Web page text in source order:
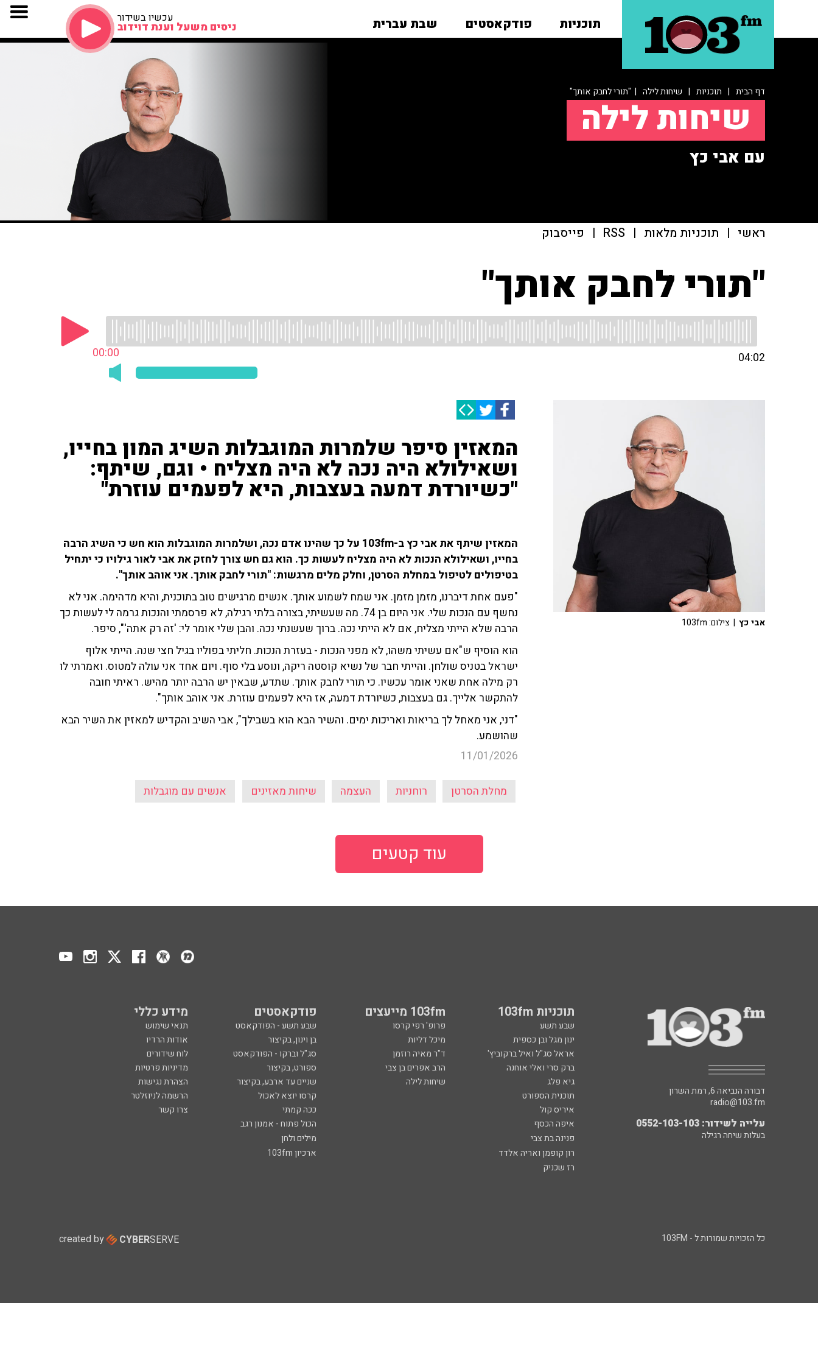
תוכניות פודקאסטים שבת עברית עכשיו בשידור
ניסים משעל וענת דוידוב
דף הבית | תוכניות | שיחות לילה | "תורי לחבק אותך"
שיחות לילה
עם אבי כץ
ראשי | תוכניות מלאות |
RSS
| פייסבוק
"תורי לחבק אותך"
00:00 04:02
המאזין סיפר שלמרות המוגבלות השיג המון בחייו,
ושאילולא היה נכה לא היה מצליח • וגם, שיתף:
"כשיורדת דמעה בעצבות, היא לפעמים עוזרת"
המאזין שיתף את אבי כץ ב-103fm על כך שהינו אדם נכה, ושלמרות המוגבלות הוא חש כי השיג הרבה
בחייו, ושאילולא הנכות לא היה מצליח לעשות כך. הוא גם חש צורך לחזק את אבי לאור גילויו כי יתחיל
בטיפולים לטיפול במחלת הסרטן, וחלק מלים מרגשות: "תורי לחבק אותך. אני אוהב אותך".
"פעם אחת דיברנו, מזמן מזמן. אני שמח לשמוע אותך. אנשים מרגישים טוב בתוכנית, והיא מדהימה. אני לא
נחשף עם הנכות שלי. אני היום בן 74. מה שעשיתי, בצורה בלתי רגילה, לא פרסמתי והנכות גרמה לי לעשות כך
הרבה שלא הייתי מצליח, אם לא הייתי נכה. ברוך שעשנתי נכה. והבן שלי אומר לי: 'זה רק אתה'", סיפר.
הוא הוסיף ש"אם עשיתי משהו, לא מפני הנכות - בעזרת הנכות. חליתי בפוליו בגיל חצי שנה. הייתי אלוף
ישראל בטניס שולחן. והייתי חבר של נשיא קוסטה ריקה, ונוסע בלי סוף. ויום אחד אני עולה למטוס. ואמרתי לו
רק מילה אחת שאני אומר עכשיו. כי תורי לחבק אותך. שתדע, שבאין יש הרבה יותר מהיש. ראיתי חובה
להתקשר אלייך. גם בעצבות, כשיורדת דמעה, אז היא לפעמים עוזרת. אני אוהב אותך".
"דני, אני מאחל לך בריאות ואריכות ימים. והשיר הבא הוא בשבילך", אבי השיב והקדיש למאזין את השיר הבא
שהושמע.
11/01/2026
מחלת הסרטן רוחניות העצמה שיחות מאזינים אנשים עם מוגבלות
אבי כץ | צילום: 103fm
עוד קטעים
תוכניות 103fm 103fm מייעצים פודקאסטים מידע כללי
שבע תשע פרופ' רפי קרסו שבע תשע - הפודקאסט
תנאי שימוש
ינון מגל ובן כספית
מיכל דליות בן וינון, בקיצור
אודות הרדיו
אראל סג"ל ואיל ברקוביץ'
ד"ר מאיה רוזמן סג"ל וברקו - הפודקאסט
לוח שידורים
ברק סרי ואלי אוחנה
הרב אפרים בן צבי ספורט, בקיצור
מדיניות פרטיות
גיא פלג
שיחות לילה שניים עד ארבע, בקיצור
הצהרת נגישות
תוכנית הספורט
קרסו יוצא לאכול
הרשמה לניוזלטר
איריס קול
ככה קמתי
צרו קשר
איפה הכסף
הכול פתוח - אמנון רגב
פנינה בת צבי
מילים ולחן
רון קופמן ואריה אלדד
ארכיון 103fm
רז שכניק
דבורה הנביאה 6, רמת השרון
radio@103.fm
עלייה לשידור: 0552-103-103
בעלות שיחה רגילה
כל הזכויות שמורות ל - 103FM created by CYBERSERVE